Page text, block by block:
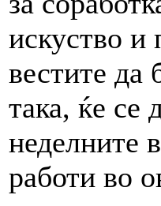
искуство и
вестите да
така, ќе се
неделните
работи во